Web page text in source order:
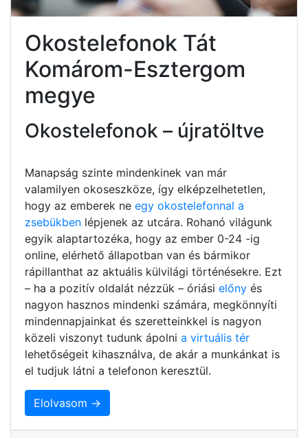
Okostelefonok Tát
Komárom-Esztergom
megye
Okostelefonok – újratöltve
Manapság szinte mindenkinek van már
valamilyen okoseszköze, így elképzelhetetlen,
hogy az emberek ne egy okostelefonnal a
zsebükben lépjenek az utcára. Rohanó világunk
egyik alaptartozéka, hogy az ember 0-24 -ig
online, elérhető állapotban van és bármikor
rápillanthat az aktuális külvilági történésekre. Ezt
– ha a pozitív oldalát nézzük – óriási előny és
nagyon hasznos mindenki számára, megkönnyíti
mindennapjainkat és szeretteinkkel is nagyon
közeli viszonyt tudunk ápolni a virtuális tér
lehetőségeit kihasználva, de akár a munkánkat is
el tudjuk látni a telefonon keresztül.
Elolvasom →